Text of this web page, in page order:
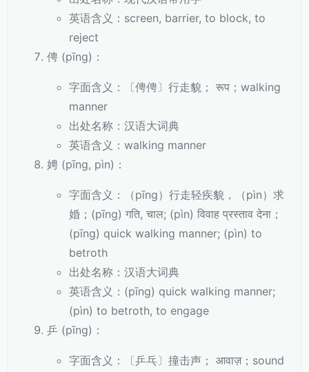
英语含义：screen, barrier, to block, to
reject
俜 (pīng)：
字面含义：〔俜俜〕行走貌； रूप；walking
manner
出处名称：汉语大词典
英语含义：walking manner
娉 (pīng, pìn)：
字面含义：（pīng）行走轻疾貌，（pìn）求
婚；(pīng) गति, चाल; (pìn) विवाह प्रस्ताव देना；
(pīng) quick walking manner; (pìn) to
betroth
出处名称：汉语大词典
英语含义：(pīng) quick walking manner;
(pìn) to betroth, to engage
乒 (pīng)：
字面含义：〔乒乓〕撞击声； आवाज़；sound